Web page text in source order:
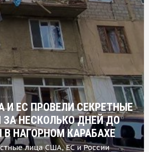
И ЕС ПРОВЕЛИ СЕКРЕТНЫЕ
ЗА НЕСКОЛЬКО ДНЕЙ ДО
В НАГОРНОМ КАРАБАХЕ
лица США, ЕС и России